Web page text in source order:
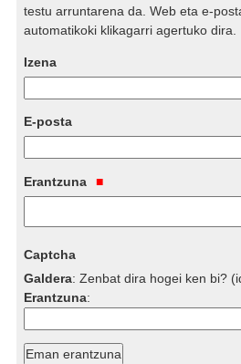
testu arruntarena da. Web eta e-
automatikoki klikagarri agertuko dira.
Izena
E-posta
Erantzuna
Captcha
Galdera:Zenbat dira hogei ken bi?
Erantzuna: